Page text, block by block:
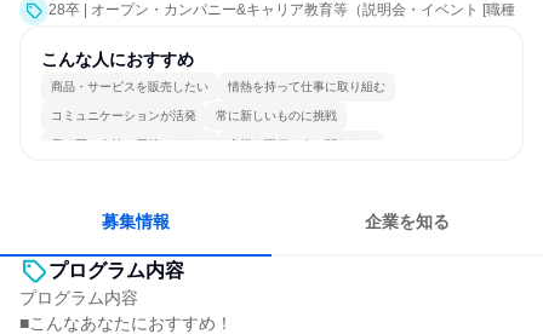
28卒 | オープン・カンパニー&キャリア教育等（説明会・イベント [職種
業界研究]、仕事体験）
こんな人におすすめ
商品・サービスを販売したい 情熱を持って仕事に取り組む
コミュニケーションが活発 常に新しいものに挑戦
長く同じ会社に居続けられる 多様な職種の人と関われる
募集情報 企業を知る
プログラム内容
プログラム内容
■こんなあなたにおすすめ！